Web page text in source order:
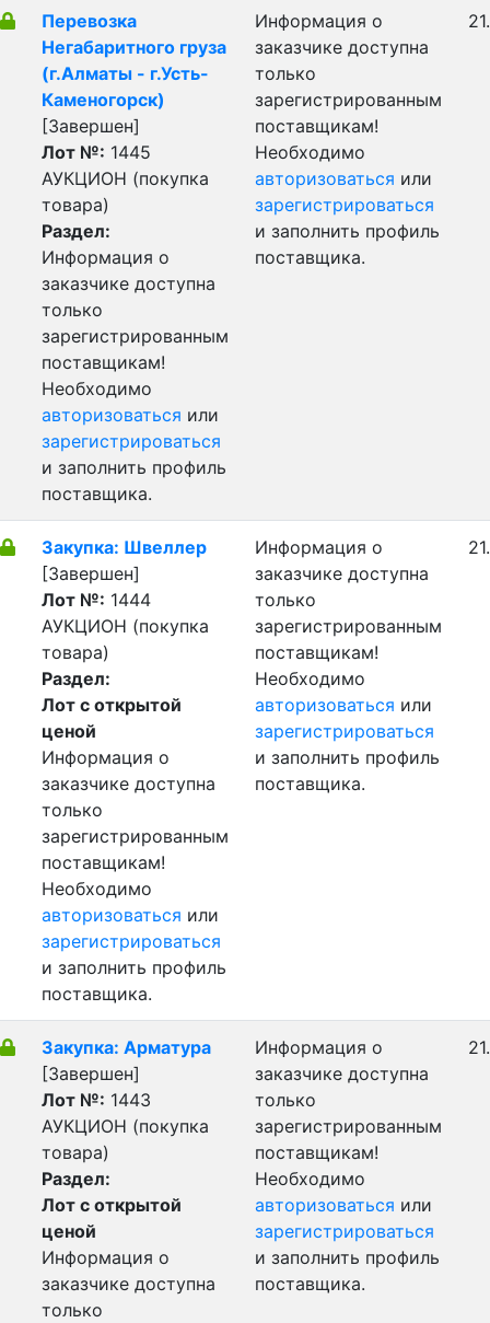
Перевозка
Негабаритного груза
(г.Алматы - г.Усть-
Каменогорск)
[Завершен]
Лот №: 1445
АУКЦИОН (покупка
товара)
Раздел:
Информация о
заказчике доступна
только
зарегистрированным
поставщикам!
Необходимо
авторизоваться или
зарегистрироваться
и заполнить профиль
поставщика.
Информация о
заказчике доступна
только
зарегистрированным
поставщикам!
Необходимо
авторизоваться или
зарегистрироваться
и заполнить профиль
поставщика.
Закупка: Швеллер
[Завершен]
Лот №: 1444
АУКЦИОН (покупка
товара)
Раздел:
Лот с открытой
ценой
Информация о
заказчике доступна
только
зарегистрированным
поставщикам!
Необходимо
авторизоваться или
зарегистрироваться
и заполнить профиль
поставщика.
Информация о
заказчике доступна
только
зарегистрированным
поставщикам!
Необходимо
авторизоваться или
зарегистрироваться
и заполнить профиль
поставщика.
Закупка: Арматура
[Завершен]
Лот №: 1443
АУКЦИОН (покупка
товара)
Раздел:
Лот с открытой
ценой
Информация о
заказчике доступна
только
Информация о
заказчике доступна
только
зарегистрированным
поставщикам!
Необходимо
авторизоваться или
зарегистрироваться
и заполнить профиль
поставщика.